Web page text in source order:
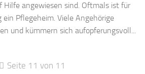
Hilfe angewiesen sind. Oftmals ist für
ein Pflegeheim. Viele Angehörige
und kümmern sich aufopferungsvoll...
Seite 11 von 11